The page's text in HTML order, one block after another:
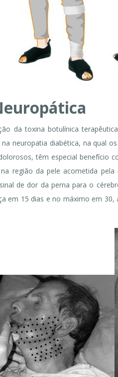
da toxina botulínica
neuropatia diabética, na qual
têm especial benefício
região da pele acometida
de dor da perna para o
em 15 dias e no máximo em 30,